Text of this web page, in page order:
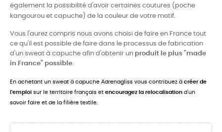
également la possibilité d'avoir certaines coutures (poche
kangourou et capuche) de la couleur de votre motif.
Vous l'aurez compris nous avons choisi de faire en France tout
ce qu'il est possible de faire dans le processus de fabrication
d'un sweat à capuche afin d'obtenir un produit le plus "made
in France" possible.
En achetant un sweat à capuche Adrenagliss vous contribuez à créer de
l'emploi sur le territoire français et encouragez la relocalisation d'un
savoir faire et de la filière textile.